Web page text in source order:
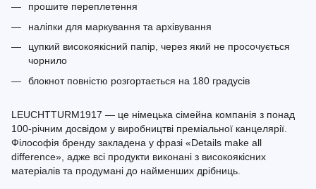
прошите переплетення
наліпки для маркування та архівування
цупкий високоякісний папір, через який не просочується
чорнило
блокнот повністю розгортається на 180 градусів
LEUCHTTURM1917 — це німецька сімейна компанія з понад
100-річним досвідом у виробництві преміальної канцелярії.
Філософія бренду закладена у фразі «Details make all
difference», адже всі продукти виконані з високоякісних
матеріалів та продумані до найменших дрібниць.